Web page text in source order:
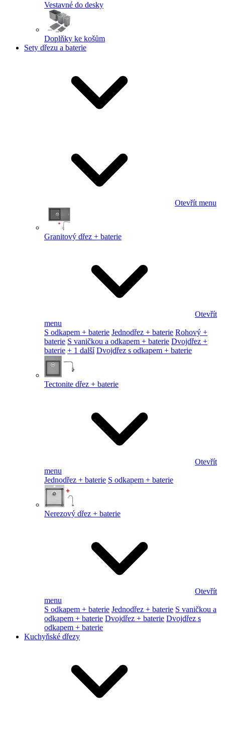
Vestavné do desky
Doplňky ke košům
Sety dřezu a baterie
Otevřít menu
Granitový dřez + baterie
Otevřít
menu
S odkapem + baterie Jednodřez + baterie Rohový +
baterie S vaničkou a odkapem + baterie Dvojdřez +
baterie + 1 další Dvojdřez s odkapem + baterie
Tectonite dřez + baterie
Otevřít
menu
Jednodřez + baterie S odkapem + baterie
Nerezový dřez + baterie
Otevřít
menu
S odkapem + baterie Jednodřez + baterie S vaničkou a
odkapem + baterie Dvojdřez + baterie Dvojdřez s
odkapem + baterie
Kuchyňské dřezy